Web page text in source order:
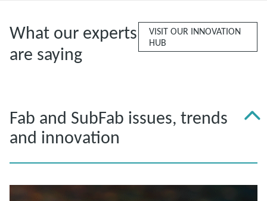
What our experts
are saying
VISIT OUR INNOVATION
HUB
Fab and SubFab issues, trends
and innovation